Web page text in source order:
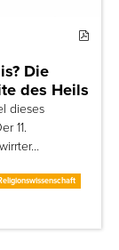
Die
des Heils
dieses
11.